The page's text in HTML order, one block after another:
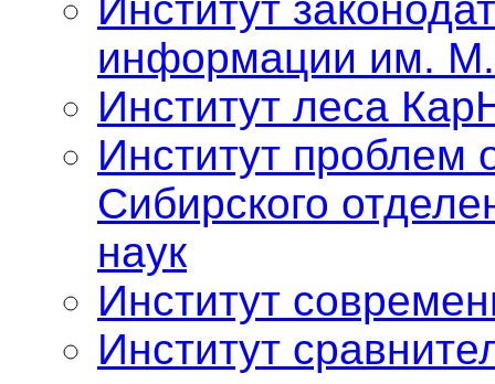
информации им.
Институт леса
Институт проблем
Сибирского
наук
Институт
Институт